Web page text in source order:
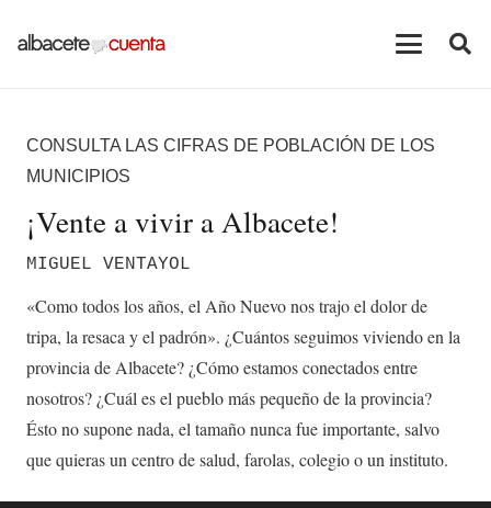
CONSULTA LAS CIFRAS DE POBLACIÓN DE LOS
MUNICIPIOS
¡Vente a vivir a Albacete!
MIGUEL VENTAYOL
«Como todos los años, el Año Nuevo nos trajo el dolor de
tripa, la resaca y el padrón». ¿Cuántos seguimos viviendo en la
provincia de Albacete? ¿Cómo estamos conectados entre
nosotros? ¿Cuál es el pueblo más pequeño de la provincia?
Ésto no supone nada, el tamaño nunca fue importante, salvo
que quieras un centro de salud, farolas, colegio o un instituto.